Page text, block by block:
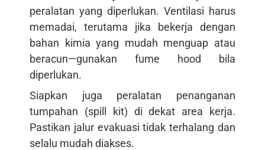
peralatan yang diperlukan. Ventilasi harus
memadai, terutama jika bekerja dengan
bahan kimia yang mudah menguap atau
beracun—gunakan fume hood bila
diperlukan.
Siapkan juga peralatan penanganan
tumpahan (spill kit) di dekat area kerja.
Pastikan jalur evakuasi tidak terhalang dan
selalu mudah diakses.